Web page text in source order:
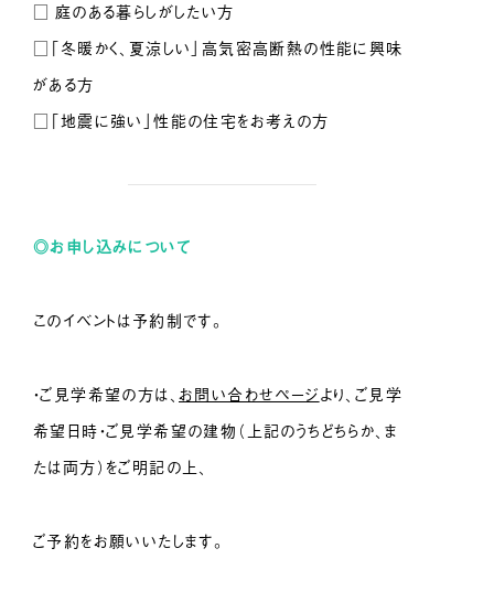
□ 庭のある暮らしがしたい方
□「冬暖かく、夏涼しい」高気密高断熱の性能に興味
がある方
□「地震に強い」性能の住宅をお考えの方
◎お申し込みについて
このイベントは予約制です。
・ご見学希望の方は、 お問い合わせページより、ご見学
希望日時・ご見学希望の建物（上記のうちどちらか、ま
たは両方）をご明記の上、
ご予約をお願いいたします。